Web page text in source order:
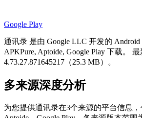
Google Play
通讯录 是由 Google LLC 开发的 Android
APKPure, Aptoide, Google Play 下载。
最
4.73.27.871645217（25.3 MB）。
多来源深度分析
为您提供通讯录在3个来源的平台信息，